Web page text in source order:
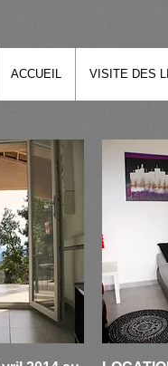
ACCUEIL VISITE DES